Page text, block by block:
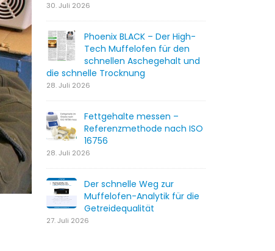
30. Juli 2026
Phoenix BLACK – Der High-
Tech Muffelofen für den
schnellen Aschegehalt und
die schnelle Trocknung
28. Juli 2026
Fettgehalte messen –
Referenzmethode nach ISO
16756
28. Juli 2026
Der schnelle Weg zur
Muffelofen-Analytik für die
Getreidequalität
27. Juli 2026